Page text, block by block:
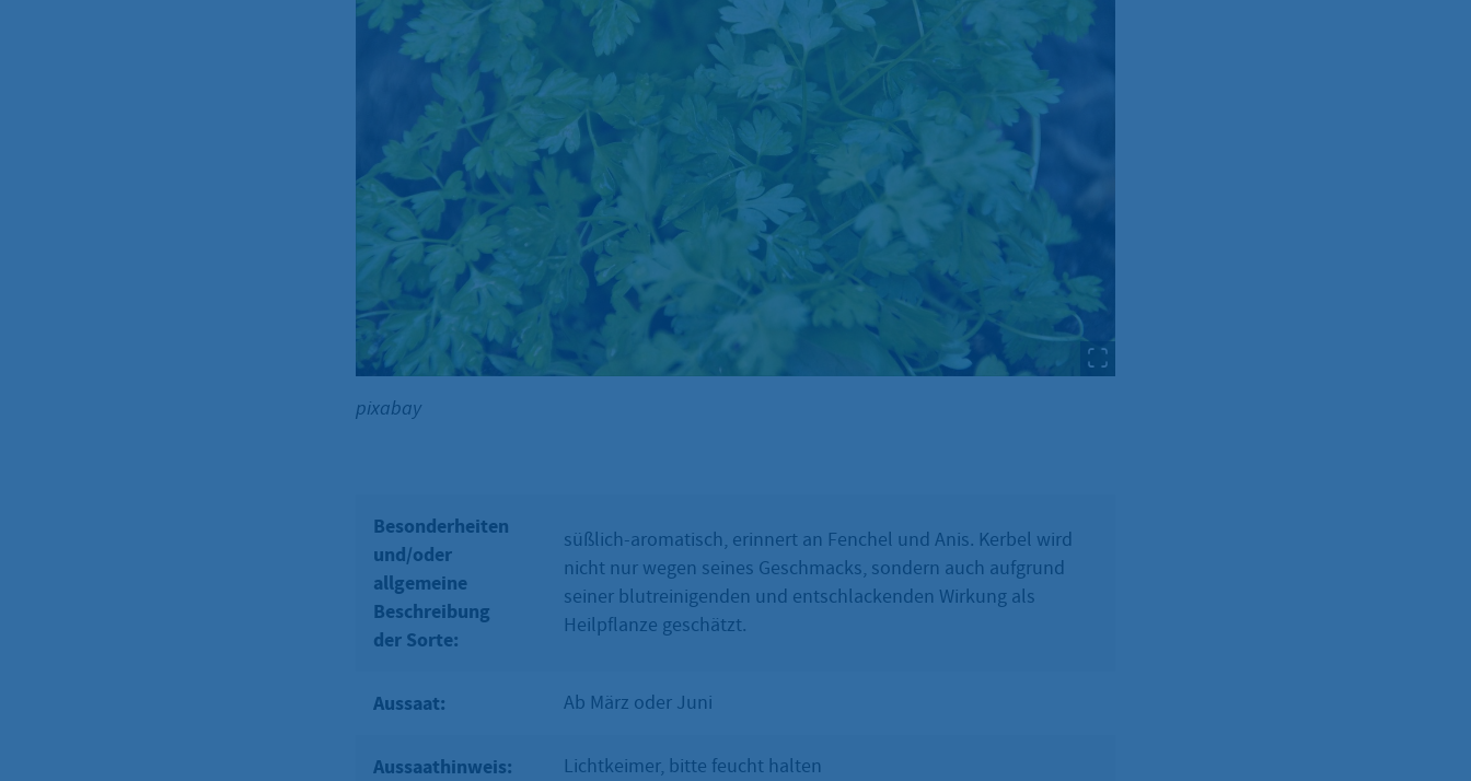
pixabay
Besonderheiten
und/oder
allgemeine
Beschreibung
der Sorte:
süßlich-aromatisch, erinnert an Fenchel und Anis. Kerbel wird
nicht nur wegen seines Geschmacks, sondern auch aufgrund
seiner blutreinigenden und entschlackenden Wirkung als
Heilpflanze geschätzt.
Aussaat: Ab März oder Juni
Aussaathinweis: Lichtkeimer, bitte feucht halten